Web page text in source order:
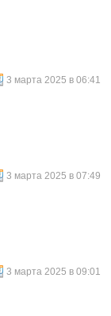
3 марта 2025 в 06:41
3 марта 2025 в 07:49
3 марта 2025 в 09:01